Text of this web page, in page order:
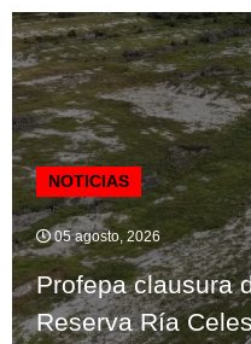
NOTICIAS
05 agosto, 2026
Profepa clausura
Reserva Ría